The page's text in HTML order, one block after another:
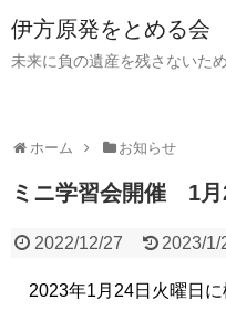
伊方原発をとめる会
未来に負の遺産を残さないた
ホーム お知らせ
ミニ学習会開催 1
2022/12/27 2023/1/
2023年1月24日火曜日に